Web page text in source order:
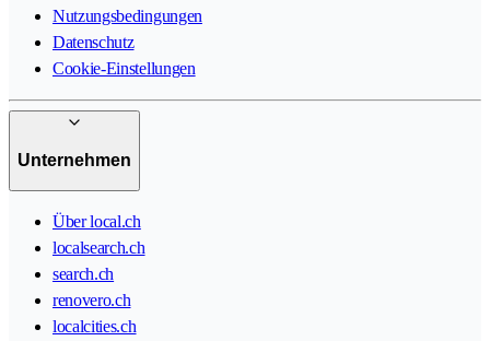
Nutzungsbedingungen
Datenschutz
Cookie-Einstellungen
Unternehmen
Über local.ch
localsearch.ch
search.ch
renovero.ch
localcities.ch